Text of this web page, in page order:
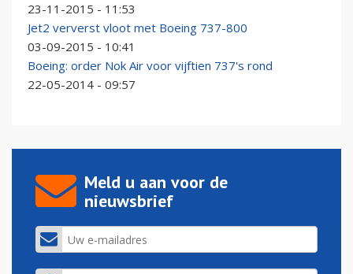
23-11-2015 - 11:53
Jet2 ververst vloot met Boeing 737-800
03-09-2015 - 10:41
Boeing: order Nok Air voor vijftien 737's rond
22-05-2014 - 09:57
Meld u aan voor de
nieuwsbrief